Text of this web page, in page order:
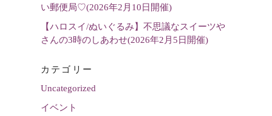
い郵便局♡(2026年2月10日開催)
【ハロスイ/ぬいぐるみ】不思議なスイーツや
さんの3時のしあわせ(2026年2月5日開催)
カテゴリー
Uncategorized
イベント